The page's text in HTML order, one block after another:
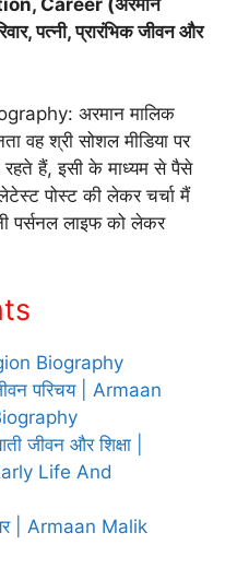
पत्नी, प्रारंभिक जीवन और
अरमान मालिक
वह श्री सोशल मीडिया पर
रहते हैं, इसी के माध्यम से पैसे
पोस्ट की लेकर चर्चा मैं
पर्सनल लाइफ को लेकर
Biography
परिचय | Armaan
जीवन और शिक्षा |
Life And
| Armaan Malik